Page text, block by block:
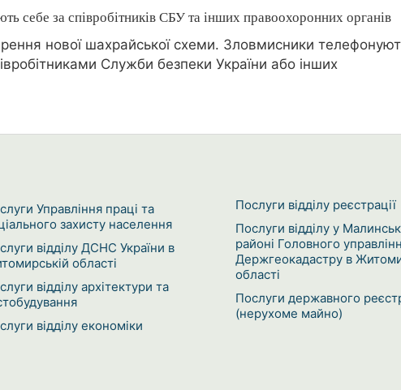
себе за співробітників СБУ та інших правоохоронних органів
нової шахрайської схеми. Зловмисники
Служби безпеки України або інших
Управління праці та
захисту населення
відділу ДСНС України в
області
відділу архітектури та
відділу економіки
Послуги відділу реєстрації
Послуги відділу у
районі Головного
Держгеокадастру в
області
Послуги державного
(нерухоме майно)